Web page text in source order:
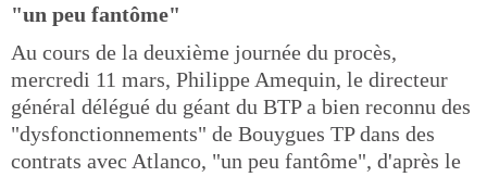
"un peu fantôme"
Au cours de la deuxième journée du procès,
mercredi 11 mars, Philippe Amequin, le directeur
général délégué du géant du BTP a bien reconnu des
"dysfonctionnements" de Bouygues TP dans des
contrats avec Atlanco, "un peu fantôme", d'après le